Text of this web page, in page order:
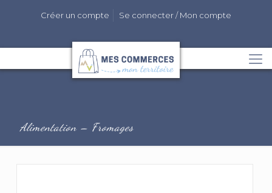
Créer un compte Se connecter / Mon compte
Alimentation – Fromages